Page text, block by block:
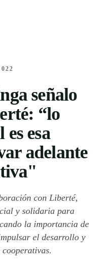
señalo
“lo
esa
adelante
con Liberté,
y solidaria para
la importancia de
el desarrollo y